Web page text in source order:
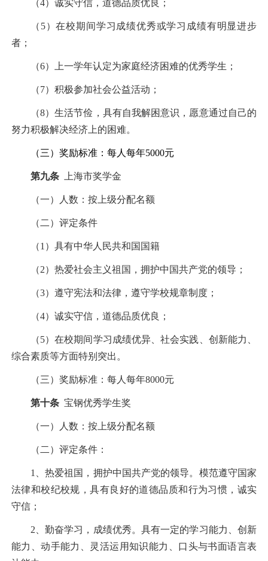
（4）诚实守信，道德品质优良；
（ 5）在校期间学习成绩优秀或学习成绩有明显进步
者；
（6）上一学年认定为家庭经济困难的优秀学生；
（7）积极参加社会公益活动；
（8）生活节俭，具有自我解困意识，愿意通过自己的
努力积极解决经济上的困难。
（三）奖励标准：每人每年5000元
第九条 上海市奖学金
（一）人数：按上级分配名额
（二）评定条件
（1 ）具有中华人民共和国国籍
（2）热爱社会主义祖国，拥护中国共产党的领导；
（3）遵守宪法和法律，遵守学校规章制度；
（4）诚实守信，道德品质优良；
（5）在校期间学习成绩优异、社会实践、创新能力、
综合素质等方面特别突出。
（三）奖励标准：每人每年8000元
第十条 宝钢优秀学生奖
（一）人数：按上级分配名额
（二）评定条件：
1
、热爱祖国，拥护中国共产党的领导。模范遵守国家
法律和校纪校规，具有良好的道德品质和行为习惯，诚实
守信；
2 、勤奋学习，成绩优秀。具有一定的学习能力、创新
能力、动手能力、灵活运用知识能力、口头与书面语言表